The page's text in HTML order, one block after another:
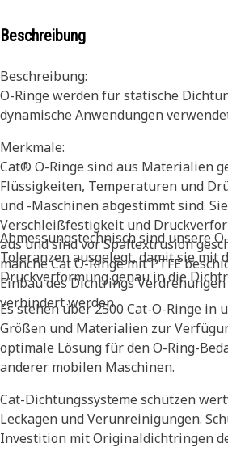
Beschreibung
Beschreibung:
O-Ringe werden für statische
dynamische Anwendungen
Merkmale:
Cat® O-Ringe sind aus Materialien
Flüssigkeiten, Temperaturen und
und -Maschinen abgestimmt sind.
Verschleißfestigkeit und
aus und sind vor Spaltextrusion
manche Cat O-Ringe mit PTFE
Einbau des Dichtrings
verhindert werden.
Abmessungstechnisch sind unsere
Toleranzen ausgelegt, damit sie mit
Druckverformung genau in die
Es stehen über 2500 Cat-O-Ringe in
Größen und Materialien zur
optimale Lösung für den O-Ring-
anderer mobilen Maschinen.
Cat-Dichtungssysteme schützen
Leckagen und Verunreinigungen.
Investition mit Originaldichtringen